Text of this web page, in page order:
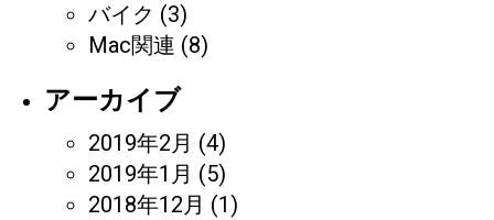
バイク (3)
Mac関連 (8)
アーカイブ
2019年2月 (4)
2019年1月 (5)
2018年12月 (1)